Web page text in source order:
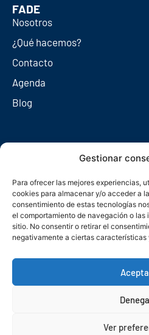
Gestionar
Para ofrecer las mejores experiencias,
cookies para almacenar y/o acceder a
consentimiento de estas tecnologías
el comportamiento de navegación o
sitio. No consentir o retirar el
negativamente a ciertas características
Ver
FADE
Nosotros
¿Qué hacemos?
Contacto
Agenda
Blog
Redes sociales
Política de privacidadPolítica de